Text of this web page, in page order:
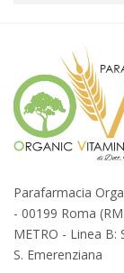
Parafarmacia
- 00199 Roma
METRO - Linea B:
S. Emerenziana